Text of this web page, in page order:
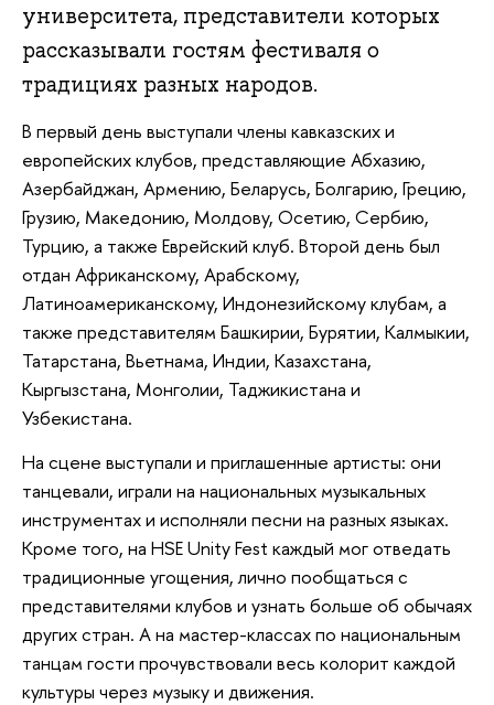
университета, представители которых
рассказывали гостям фестиваля о
традициях разных народов.
В первый день выступали члены кавказских и
европейских клубов, представляющие Абхазию,
Азербайджан, Армению, Беларусь, Болгарию, Грецию,
Грузию, Македонию, Молдову, Осетию, Сербию,
Турцию, а также Еврейский клуб. Второй день был
отдан Африканскому, Арабскому,
Латиноамериканскому, Индонезийскому клубам, а
также представителям Башкирии, Бурятии, Калмыкии,
Татарстана, Вьетнама, Индии, Казахстана,
Кыргызстана, Монголии, Таджикистана и
Узбекистана.
На сцене выступали и приглашенные артисты: они
танцевали, играли на национальных музыкальных
инструментах и исполняли песни на разных языках.
Кроме того, на HSE Unity Fest каждый мог отведать
традиционные угощения, лично пообщаться с
представителями клубов и узнать больше об обычаях
других стран. А на мастер-классах по национальным
танцам гости прочувствовали весь колорит каждой
культуры через музыку и движения.